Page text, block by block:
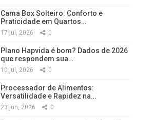
Cama Box Solteiro: Conforto e
Praticidade em Quartos…
17 jul, 2026 0
Plano Hapvida é bom? Dados de 2026
que respondem sua…
10 jul, 2026 0
Processador de Alimentos:
Versatilidade e Rapidez na…
23 jun, 2026 0